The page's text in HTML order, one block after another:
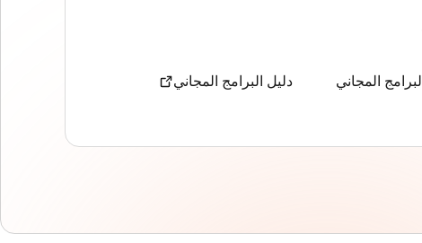
دليل البرامج المجاني المجاني